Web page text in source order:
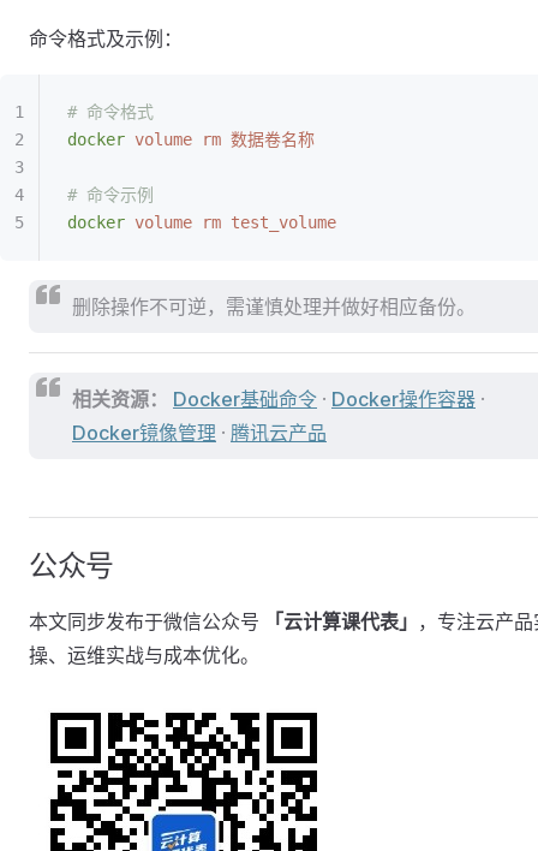
命令格式及示例：
# 命令格式
docker volume rm 数据卷名称
# 命令示例
docker volume rm test_volume
删除操作不可逆，需谨慎处理并做好相应备份。
相关资源： Docker基础命令 · Docker操作容器 ·
Docker镜像管理 · 腾讯云产品
公众号
本文同步发布于微信公众号 「云计算课代表」 ，专注云产品
操、运维实战与成本优化。